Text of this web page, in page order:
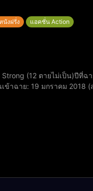
นังฝรั่ง แอคชั่น Action
าฉาย: 19 มกราคม 2018 (